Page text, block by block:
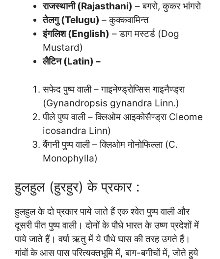
राजस्थानी (Rajasthani) – बगरो, कुकर भांगरो
तेलगु (Telugu) – कुक्कवामिन्त
इंगलिश (English) – डाग मस्टर्ड (Dog
Mustard)
लैटिन (Latin) –
सफेद पुष्प वाली – गाइनेण्ड्रोप्सिस गाइनैण्ड्रा
(Gynandropsis gynandra Linn.)
पीले पुष्प वाली – क्लिओम आइकोसैण्ड्रा Cleome
icosandra Linn)
बैंगनी पुष्प वाली – क्लिओम मोनोफिल्ला (C.
Monophylla)
हुलहुल (हुरहुर) के प्रकार :
हुलहुल के दो प्रकार पाये जाते हैं एक श्वेत पुष्प वाली और
दूसरी पीत पुष्प वाली। दोनों के पौधे भारत के उष्ण प्रदेशों में
पाये जाते हैं। वर्षा ऋतु में ये पौधे घास की तरह उगते हैं।
गांवों के आस पास परित्यक्तभूमि में, बाग-बगीचों में, जोते हुये